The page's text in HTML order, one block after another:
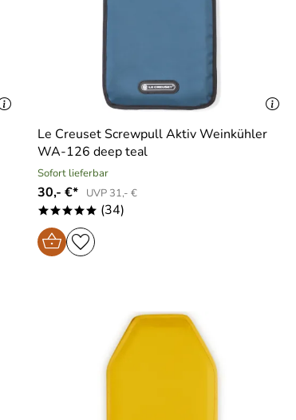
Le Creuset Screwpull Aktiv Weinkühler
WA-126 deep teal
Sofort lieferbar
30,- €* UVP 31,- €
***** (34)